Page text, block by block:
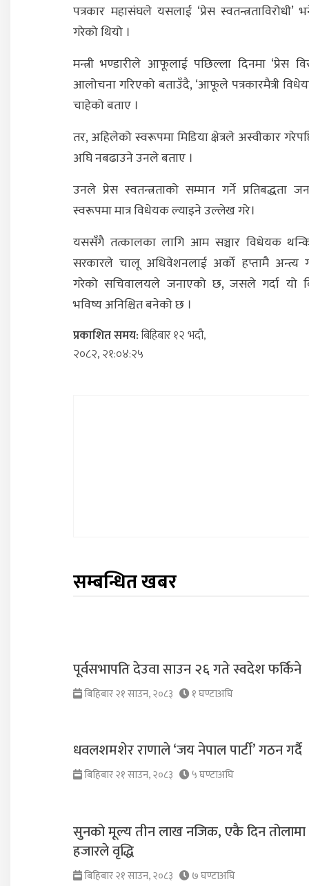
पत्रकार महासंघले यसलाई ‘प्रेस स्वतन्त्रताविरोधी’
गरेको थियो ।
मन्त्री भण्डारीले आफूलाई पछिल्ला दिनमा ‘प्रेस
आलोचना गरिएको बताउँदै, ‘आफूले पत्रकारमैत्री
चाहेको बताए ।
तर, अहिलेको स्वरूपमा मिडिया क्षेत्रले अस्वीकार
अघि नबढाउने उनले बताए ।
उनले प्रेस स्वतन्त्रताको सम्मान गर्ने प्रतिबद्धता
स्वरूपमा मात्र विधेयक ल्याइने उल्लेख गरे।
यससँगै तत्कालका लागि आम सञ्चार विधेयक
सरकारले चालू अधिवेशनलाई अर्को हप्तामै अन्त्य
गरेको सचिवालयले जनाएको छ, जसले गर्दा यो
भविष्य अनिश्चित बनेको छ ।
प्रकाशित समय:बिहिबार १२ भदौ,
२०८२, २१:०४:२५
सम्बन्धित खबर
पूर्वसभापति देउवा साउन २६ गते स्वदेश फर्किने
बिहिबार २१ साउन, २०८३ १ घण्टाअघि
धवलशमशेर राणाले ‘जय नेपाल पार्टी’ गठन गर्दै
बिहिबार २१ साउन, २०८३ ५ घण्टाअघि
सुनको मूल्य तीन लाख नजिक, एकै दिन तोलामा
हजारले वृद्धि
बिहिबार २१ साउन, २०८३ ७ घण्टाअघि